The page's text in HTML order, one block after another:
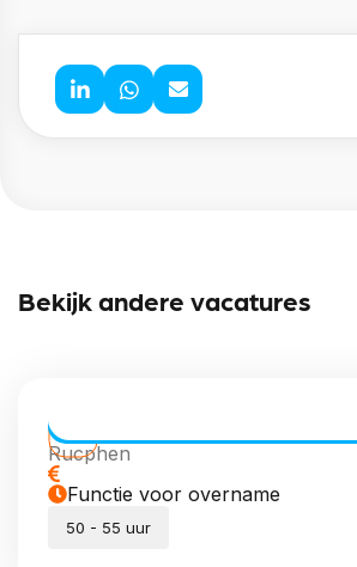
Bekijk andere vacatures
CE Chauffeur Allround |
Rucphen
Functie voor overname
50 - 55 uur